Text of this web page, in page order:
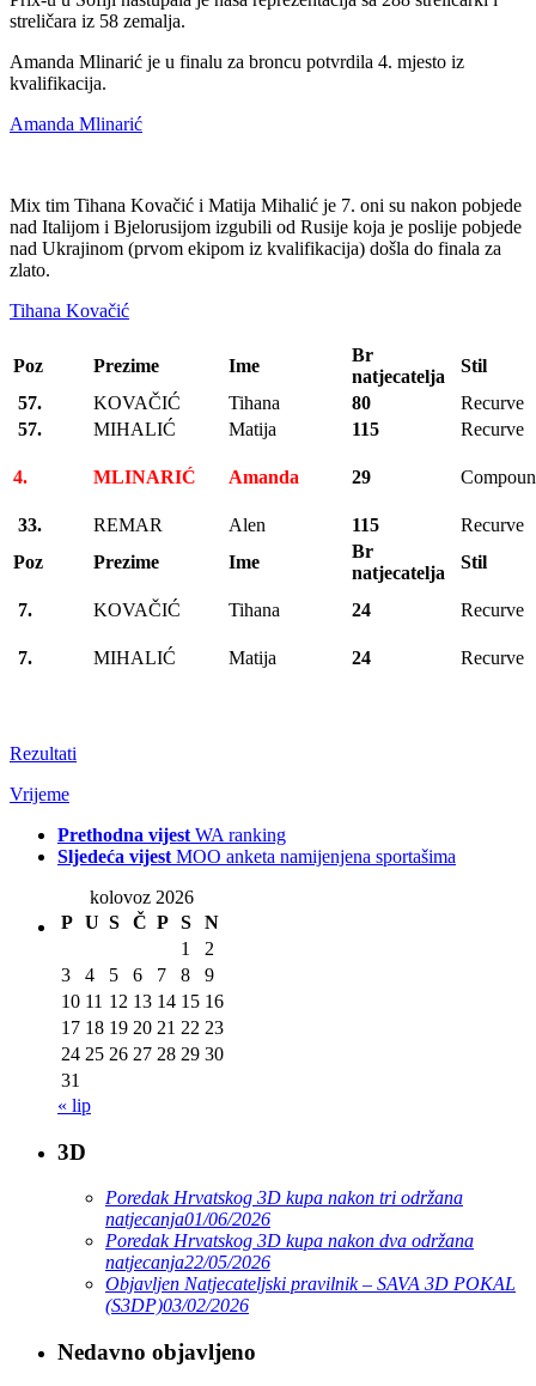
streličara iz 58 zemalja.
Amanda Mlinarić je u finalu za broncu potvrdila 4. mjesto iz
kvalifikacija.
Amanda Mlinarić
Mix tim Tihana Kovačić i Matija Mihalić je 7. oni su nakon pobjede
nad Italijom i Bjelorusijom izgubili od Rusije koja je poslije pobjede
nad Ukrajinom (prvom ekipom iz kvalifikacija) došla do finala za
zlato.
Tihana Kovačić
Poz Prezime Ime
Br
natjecatelja
Stil
57.
KOVAČIĆ Tihana 80
Recurve
57.
MIHALIĆ Matija 115 Recurve
4. MLINARIĆ Amanda 29
33. REMAR Alen 115
Recurve
Poz
Prezime Ime
Br
natjecatelja
Stil
7. KOVAČIĆ Tihana 24 Recurve
7. MIHALIĆ Matija 24 Recurve
Rezultati
Vrijeme
Prethodna vijest WA ranking
Sljedeća vijest MOO anketa namijenjena sportašima
kolovoz 2026
P U S Č P S
N
1
2
3
4 5 6 7 8
9
10 11 12 13 14 15 16
17 18 19 20 21 22 23
24 25 26 27 28 29 30
31
« lip
3D
Poredak Hrvatskog 3D kupa nakon tri održana
natjecanja01/06/2026
Poredak Hrvatskog 3D kupa nakon dva održana
natjecanja22/05/2026
Objavljen Natjecateljski pravilnik – SAVA 3D POKAL
(S3DP)03/02/2026
Nedavno objavljeno